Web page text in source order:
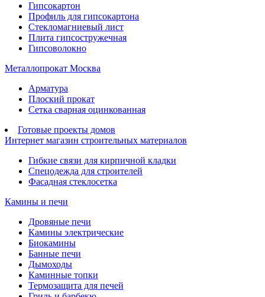
Гипсокартон
Профиль для гипсокартона
Стекломагниевый лист
Плита гипсостружечная
Гипсоволокно
Металлопрокат Москва
Арматура
Плоский прокат
Сетка сварная оцинкованная
Готовые проекты домов
Интернет магазин строительных материалов
Гибкие связи для кирпичной кладки
Спецодежда для строителей
Фасадная стеклосетка
Камины и печи
Дровяные печи
Камины электрические
Биокамины
Банные печи
Дымоходы
Каминные топки
Термозащита для печей